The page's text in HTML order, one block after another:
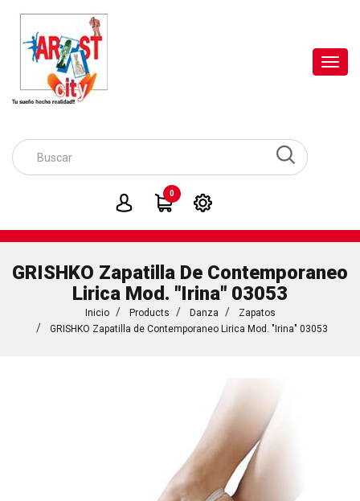
0
GRISHKO Zapatilla De Contemporaneo
Lirica Mod. "Irina" 03053
Inicio Products Danza
Zapatos
GRISHKO Zapatilla de Contemporaneo Lirica Mod. "Irina" 03053